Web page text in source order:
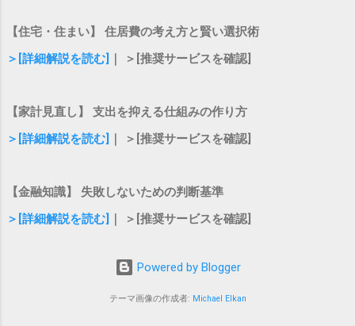
連帯債務とは？ 連帯債務とは、 1つの住宅ローンに対し
て、夫婦やパートナーの双方が「連帯して返済する義務」
を負う方法 です。 主債務者と連帯債務者という関係になる
のではなく、二人で力を合わせて1つのローンを返済してい
いとそれぞれのメリット ここからは、気になるメリットと
ご家庭の状況に照らし合わせながら見ていきましょう。 1.
借入可能額と選択肢の広さ ペアローン ：それぞれが審査を
受けるため、単独で組むよりも借入額を大きく増やしやす
いときに向いています。 連帯債務 ：こちらも夫婦の収入を
合算して借入額を増やせますが、取り扱っている金融機関
が比較的限られる場合があります（主にフラット35や一部
【住宅・住まい】 住居費の考え方と賢い選択術
＞[詳細解説を読む]
｜ ＞[推奨サービスを確認]
【家計見直し】 支出を抑える仕組みの作り方
＞[詳細解説を読む]
｜ ＞[推奨サービスを確認]
【金融知識】 失敗しないための判断基準
＞[詳細解説を読む]
｜ ＞[推奨サービスを確認]
Powered by Blogger
テーマ画像の作成者: Michael Elkan